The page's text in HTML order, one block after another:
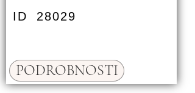
ID 28029
PODROBNOSTI